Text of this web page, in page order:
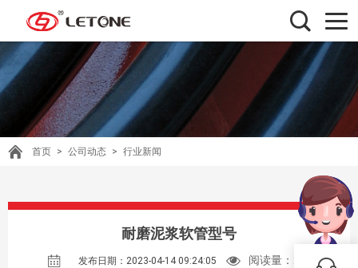
首页 > 公司动态 > 行业新闻
耐磨泥浆软管型号
发布日期：2023-04-14 09:24:05 阅读量：